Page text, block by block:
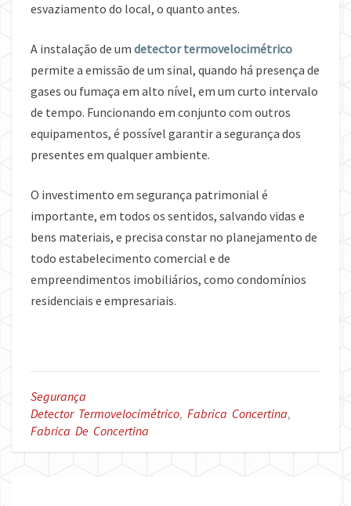
esvaziamento do local, o quanto antes.
A instalação de um detector termovelocimétrico
permite a emissão de um sinal, quando há presença de
gases ou fumaça em alto nível, em um curto intervalo
de tempo. Funcionando em conjunto com outros
equipamentos, é possível garantir a segurança dos
presentes em qualquer ambiente.
O investimento em segurança patrimonial é
importante, em todos os sentidos, salvando vidas e
bens materiais, e precisa constar no planejamento de
todo estabelecimento comercial e de
empreendimentos imobiliários, como condomínios
residenciais e empresariais.
Segurança
Detector Termovelocimétrico, Fabrica Concertina,
Fabrica De Concertina